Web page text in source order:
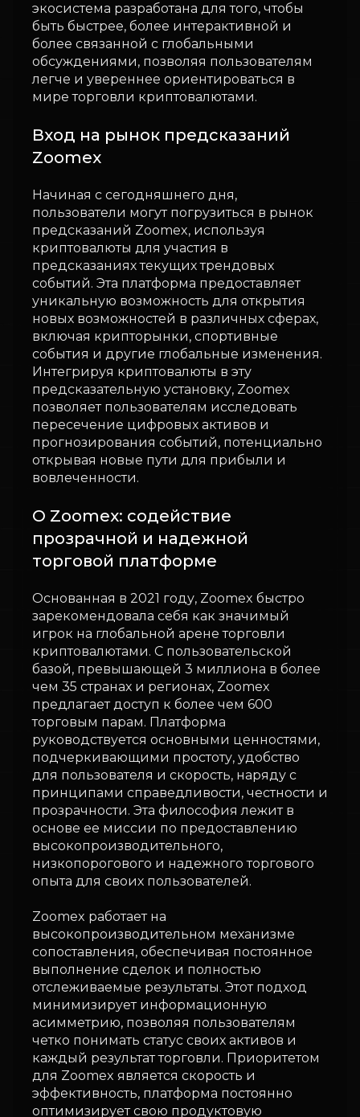
экосистема разработана для того, чтобы
быть быстрее, более интерактивной и
более связанной с глобальными
обсуждениями, позволяя пользователям
легче и увереннее ориентироваться в
мире торговли криптовалютами.
Вход на рынок предсказаний
Zoomex
Начиная с сегодняшнего дня,
пользователи могут погрузиться в рынок
предсказаний Zoomex, используя
криптовалюты для участия в
предсказаниях текущих трендовых
событий. Эта платформа предоставляет
уникальную возможность для открытия
новых возможностей в различных сферах,
включая крипторынки, спортивные
события и другие глобальные изменения.
Интегрируя криптовалюты в эту
предсказательную установку, Zoomex
позволяет пользователям исследовать
пересечение цифровых активов и
прогнозирования событий, потенциально
открывая новые пути для прибыли и
вовлеченности.
О Zoomex: содействие
прозрачной и надежной
торговой платформе
Основанная в 2021 году, Zoomex быстро
зарекомендовала себя как значимый
игрок на глобальной арене торговли
криптовалютами. С пользовательской
базой, превышающей 3 миллиона в более
чем 35 странах и регионах, Zoomex
предлагает доступ к более чем 600
торговым парам. Платформа
руководствуется основными ценностями,
подчеркивающими простоту, удобство
для пользователя и скорость, наряду с
принципами справедливости, честности и
прозрачности. Эта философия лежит в
основе ее миссии по предоставлению
высокопроизводительного,
низкопорогового и надежного торгового
опыта для своих пользователей.
Zoomex работает на
высокопроизводительном механизме
сопоставления, обеспечивая постоянное
выполнение сделок и полностью
отслеживаемые результаты. Этот подход
минимизирует информационную
асимметрию, позволяя пользователям
четко понимать статус своих активов и
каждый результат торговли. Приоритетом
для Zoomex является скорость и
эффективность, платформа постоянно
оптимизирует свою продуктовую